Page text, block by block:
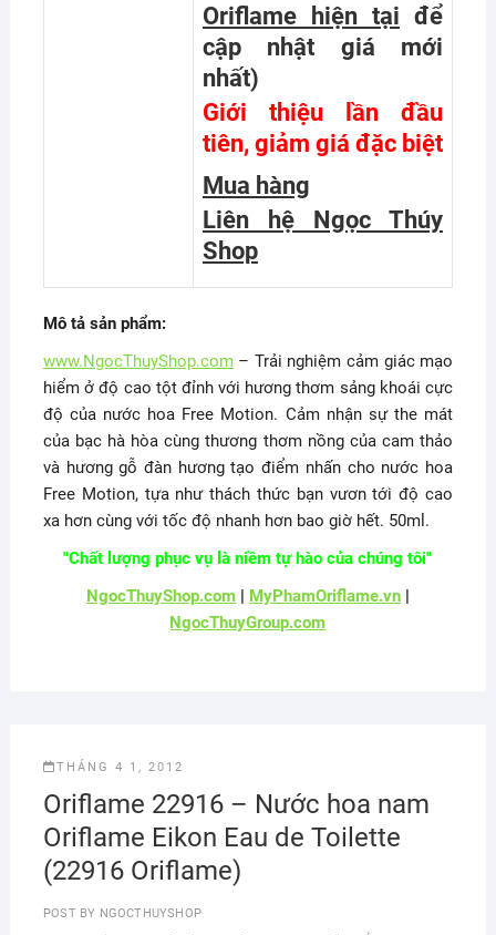
Oriflame hiện tại để
cập nhật giá mới
nhất)
Giới thiệu lần đầu
tiên, giảm giá đặc biệt
Mua hàng
Liên hệ Ngọc Thúy
Shop
Mô tả sản phẩm:
www.NgocThuyShop.com– Trải nghiệm cảm giác mạo
hiểm ở độ cao tột đỉnh với hương thơm sảng khoái cực
độ của nước hoa Free Motion. Cảm nhận sự the mát
của bạc hà hòa cùng thương thơm nồng của cam thảo
và hương gỗ đàn hương tạo điểm nhấn cho nước hoa
Free Motion, tựa như thách thức bạn vươn tới độ cao
xa hơn cùng với tốc độ nhanh hơn bao giờ hết. 50ml.
"Chất lượng phục vụ là niềm tự hào của chúng tôi"
NgocThuyShop.com| MyPhamOriflame.vn|
NgocThuyGroup.com
THÁNG 4 1, 2012
Oriflame 22916 – Nước hoa nam
Oriflame Eikon Eau de Toilette
(22916 Oriflame)
POST BY NGOCTHUYSHOP